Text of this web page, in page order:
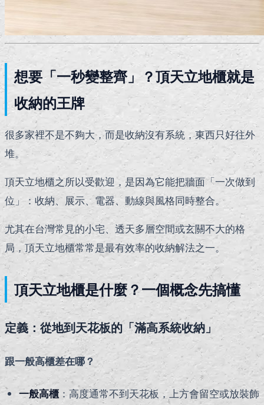
想要「一秒變整齊」？頂天立地櫃就是
收納的王牌
很多家裡不是不夠大，而是收納沒有系統，東西只好往外
堆。
頂天立地櫃之所以受歡迎，是因為它能把牆面「一次做到
位」：收納、展示、電器、動線與風格同時整合。
尤其在台灣常見的小宅、透天多層空間或玄關不大的格
局，頂天立地櫃常常是最有效率的收納解法之一。
頂天立地櫃是什麼？一個概念先搞懂
定義：從地到天花板的「滿高系統收納」
跟一般高櫃差在哪？
一般高櫃 ：高度通常不到天花板，上方會留空或放裝飾